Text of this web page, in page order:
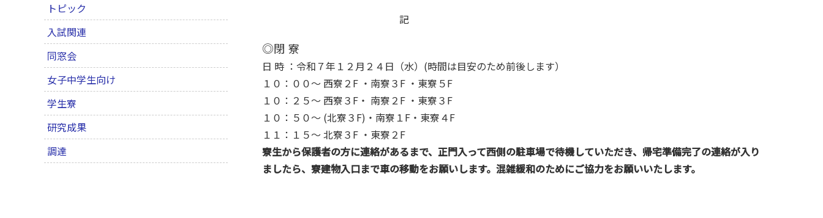
記
◎閉 寮
日 時 ：令和７年１２月２４日（水）(時間は目安のため前後します）
１０：００～ 西寮２F ・南寮３F ・東寮５F
１０：２５～ 西寮３F・ 南寮２F ・東寮３F
１０：５０～ (北寮３F)・南寮１F・東寮４F
１１：１５～ 北寮３F ・東寮２F
寮生から保護者の方に連絡があるまで、正門入って西側の駐車場で待機していただき、帰宅準備完了の連絡が入り
ましたら、寮建物入口まで車の移動をお願いします。混雑緩和のためにご協力をお願いいたします。
トピック
入試関連
同窓会
女子中学生向け
学生寮
研究成果
調達